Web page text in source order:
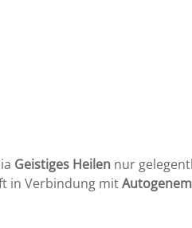
Geistiges Heilen nur
in Verbindung mit